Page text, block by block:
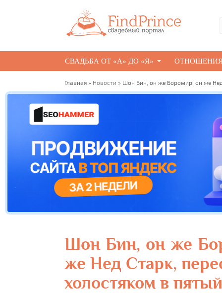
СВАДЬБА ОТ «А» ДО «Я»
Главная » Новости » Шон Бин, он же Боромир, он же
Шон Бин, он же
же Нед Старк,
холостяком в